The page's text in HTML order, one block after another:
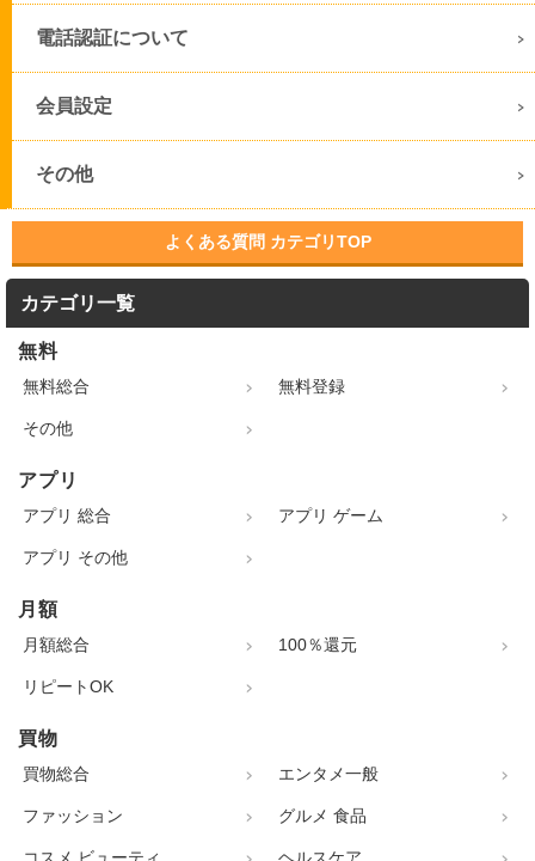
電話認証について
会員設定
その他
よくある質問 カテゴリTOP
カテゴリ一覧
無料
無料総合 無料登録
その他
アプリ
アプリ 総合 アプリ ゲーム
アプリ その他
月額
月額総合 100％還元
リピートOK
買物
買物総合 エンタメ一般
ファッション グルメ 食品